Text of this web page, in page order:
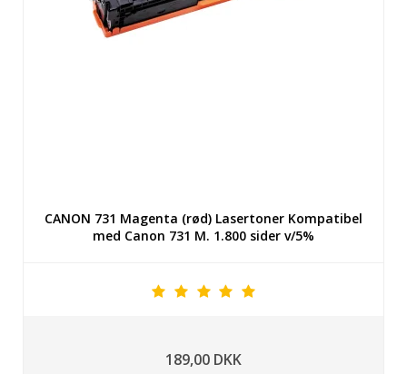
CANON 731 Magenta (rød) Lasertoner Kompatibel
med Canon 731 M. 1.800 sider v/5%
189,00 DKK